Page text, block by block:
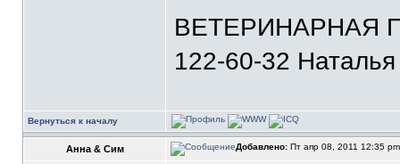
ВЕТЕРИНАРНАЯ
122-60-32 Наталья
Вернуться к началу
Анна & Сим Добавлено: Пт апр 08, 2011 12:35